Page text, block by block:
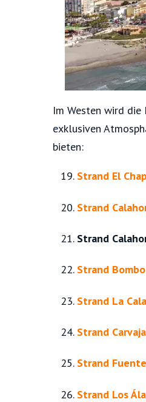
Im Westen wird die
exklusiven
bieten:
Strand El
Strand
Strand
Strand Bombo
Strand La Cala
Strand
Strand
Strand Los